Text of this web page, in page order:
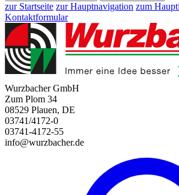
zur Startseite zur Hauptnavigation zum
Kontaktformular
Wurzbacher GmbH
Zum Plom 34
08529 Plauen, DE
03741/4172-0
03741-4172-55
info@wurzbacher.de